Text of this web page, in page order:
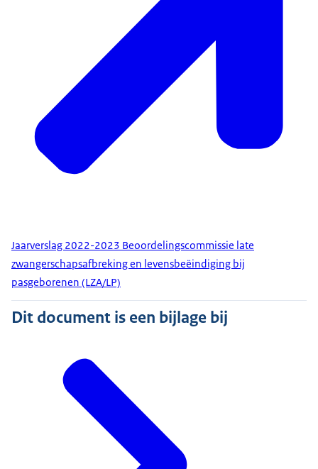
Jaarverslag 2022-2023 Beoordelingscommissie late
zwangerschapsafbreking en levensbeëindiging bij
pasgeborenen (LZA/LP)
Dit document is een bijlage bij